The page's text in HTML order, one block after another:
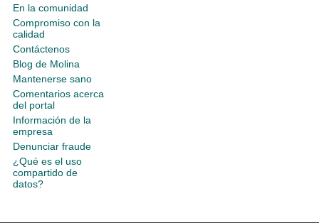
En la comunidad
Compromiso con la
calidad
Contáctenos
Blog de Molina
Mantenerse sano
Comentarios acerca
del portal
Información de la
empresa
Denunciar fraude
¿Qué es el uso
compartido de
datos?